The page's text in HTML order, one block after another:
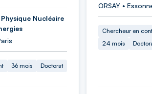
Nucléaire
36 mois Doctorat
ORSAY •
Chercheur en
24 mois